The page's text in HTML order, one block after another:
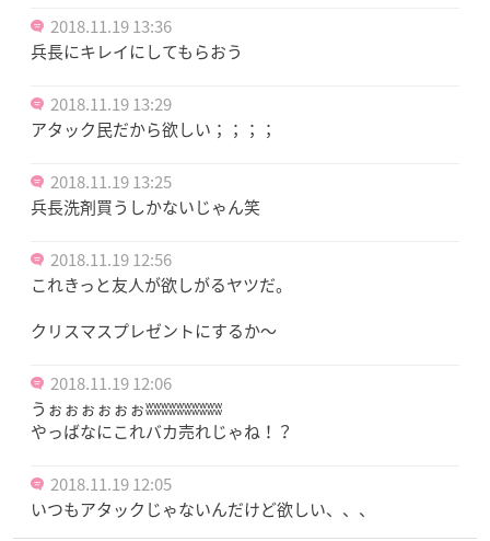
2018.11.19 13:36
兵長にキレイにしてもらおう
2018.11.19 13:29
アタック民だから欲しい；；；；
2018.11.19 13:25
兵長洗剤買うしかないじゃん笑
2018.11.19 12:56
これきっと友人が欲しがるヤツだ。
クリスマスプレゼントにするか〜
2018.11.19 12:06
うぉぉぉぉぉぉʬʬʬʬʬʬʬʬʬʬ
やっばなにこれバカ売れじゃね！？
2018.11.19 12:05
いつもアタックじゃないんだけど欲しい、、、